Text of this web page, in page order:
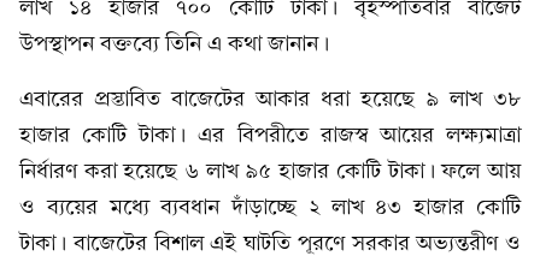
লাখ ১৪ হাজার ৭০০ কোটি টাকা। বৃহস্পতিবার বাজেট
উপস্থাপন বক্তব্যে তিনি এ কথা জানান।
এবারের প্রস্তাবিত বাজেটের আকার ধরা হয়েছে ৯ লাখ ৩৮
হাজার কোটি টাকা। এর বিপরীতে রাজস্ব আয়ের লক্ষ্যমাত্রা
নির্ধারণ করা হয়েছে ৬ লাখ ৯৫ হাজার কোটি টাকা। ফলে আয়
ও ব্যয়ের মধ্যে ব্যবধান দাঁড়াচ্ছে ২ লাখ ৪৩ হাজার কোটি
টাকা। বাজেটের বিশাল এই ঘাটতি পূরণে সরকার অভ্যন্তরীণ ও